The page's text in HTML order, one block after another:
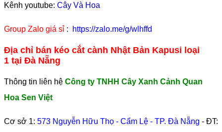
Kênh youtube: Cây Và Hoa
Group Zalo giá sỉ : https://zalo.me/g/wlhffd
Địa chỉ bán kéo cắt cành Nhật Bản Kapusi loại
1 tại Đà Nẵng
Thông tin liên hệ Công ty TNHH Cây Xanh Cảnh Quan
Hoa Sen Việt
Cơ sở 1: 573 Nguyễn Hữu Thọ - Cẩm Lệ - TP. Đà Nẵng - ĐT: